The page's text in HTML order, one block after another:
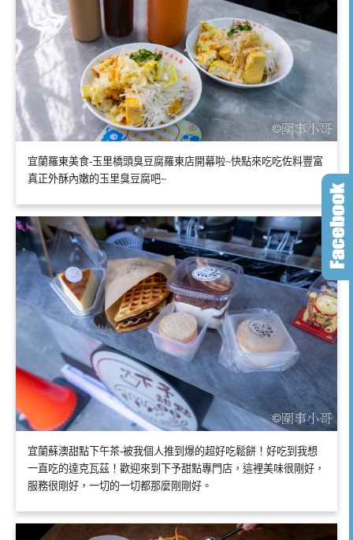
宜蘭羅東美食-玉里橋頭臭豆腐羅東店開幕啦~快點來吃吃佐料豐富
真正外酥內嫩的玉里臭豆腐吧~
宜蘭蘇澳甜點下午茶-被我個人推到爆的超好吃鬆餅！好吃到我想
一直吃的達克瓦茲！歡迎來到下予甜點專門店，這裡美味很剛好，
服務很剛好，一切的一切都那麼剛剛好。